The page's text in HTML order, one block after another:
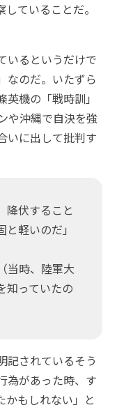
ていることだ。
いるというだけで
なのだ。いたずら
機の「戦時訓」
や沖縄で自決を強
いに出して批判す
降伏すること
軽いのだ」
当時、陸軍大
知っていたの
記されているそう
為があった時、す
かもしれない」と